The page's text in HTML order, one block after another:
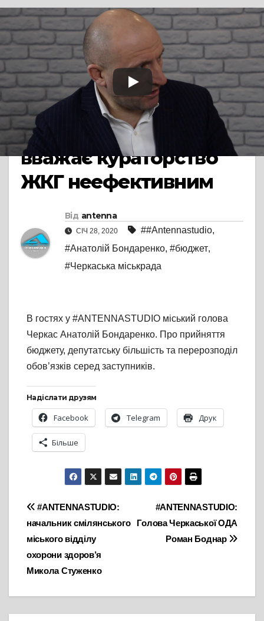
Бондаренко
перерозподілить
обов’язки своїх
заступників, тому що
вважає кураторство
ЖКГ неефективним
Від antenna
СІЧ 28, 2020 ##Antennastudio,
#Анатолій Бондаренко, #бюджет,
#Черкаська міськрада
В гостях у #ANTENNASTUDIO міський голова
Черкас Анатолій Бондаренко. Про прийняття
бюджету, депутатську більшість та перерозподіл
обов’язків серед заступників.
Надіслати друзям
Facebook Telegram Друк
Більше
Навігація
записів
#ANTENNASTUDIO:
Голова Черкаської ОДА
Роман Боднар
#ANTENNASTUDIO:
начальник смілянського
міського відділу
охорони здоров’я
Микола Стуженко